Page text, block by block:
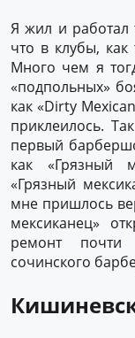
Я жил и работал
что в клубы,
Много чем я
«подпольных»
как «Dirty
приклеилось.
первый
как «Грязный
«Грязный
мне пришлось
мексиканец»
ремонт почти
сочинского